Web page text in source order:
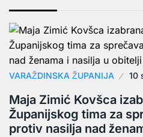
VARAŽDINSKA ŽUPANIJA 10
Maja Zimić Kovšca
Županijskog tima za
protiv nasilja nad